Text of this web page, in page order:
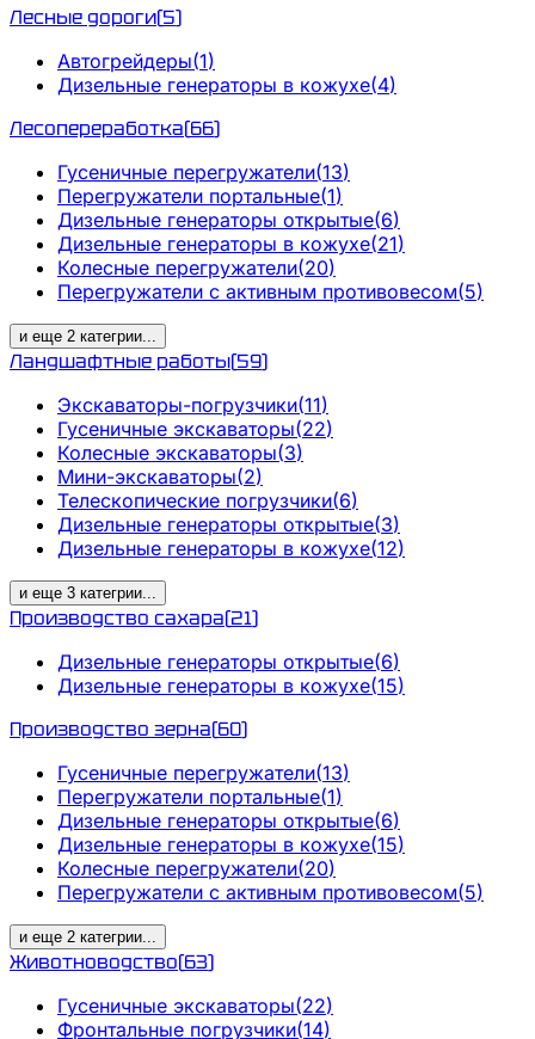
Лесные дороги(5)
Автогрейдеры(1)
Дизельные генераторы в кожухе(4)
Лесопереработка(66)
Гусеничные перегружатели(13)
Перегружатели портальные(1)
Дизельные генераторы открытые(6)
Дизельные генераторы в кожухе(21)
Колесные перегружатели(20)
Перегружатели с активным противовесом(5)
и еще 2 категрии...
Ландшафтные работы(59)
Экскаваторы-погрузчики(11)
Гусеничные экскаваторы(22)
Колесные экскаваторы(3)
Мини-экскаваторы(2)
Телескопические погрузчики(6)
Дизельные генераторы открытые(3)
Дизельные генераторы в кожухе(12)
и еще 3 категрии...
Производство сахара(21)
Дизельные генераторы открытые(6)
Дизельные генераторы в кожухе(15)
Производство зерна(60)
Гусеничные перегружатели(13)
Перегружатели портальные(1)
Дизельные генераторы открытые(6)
Дизельные генераторы в кожухе(15)
Колесные перегружатели(20)
Перегружатели с активным противовесом(5)
и еще 2 категрии...
Животноводство(63)
Гусеничные экскаваторы(22)
Фронтальные погрузчики(14)